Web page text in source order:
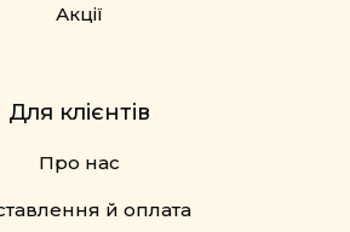
Акції
Для клієнтів
Про нас
й оплата